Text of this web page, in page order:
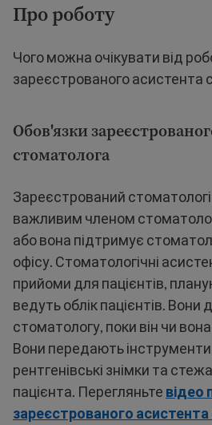
Про роботу
Чого можна очікувати від
зареєстрованого асистента
Обов'язки
стоматолога
Зареєстрований
важливим членом
або вона підтримує
офісу. Стоматологічні
прийоми для пацієнтів,
ведуть облік пацієнтів.
стоматологу, поки він чи
Вони передають
рентгенівські знімки та
пацієнта. Перегляньте відео
зареєстрованого